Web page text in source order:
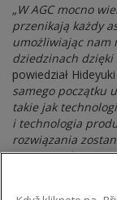
„W AGC mocno
przenikają każdy
umożliwiając nam
dziedzinach dzięki
powiedział
samego początku
takie jak
i technologia
rozwiązania
naszym celem